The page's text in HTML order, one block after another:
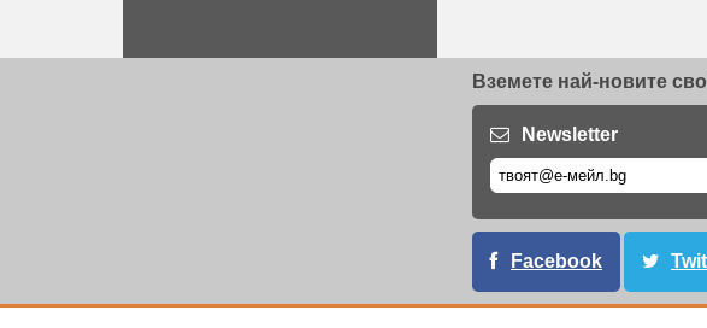
Вземете най-новите
Newsletter
Facebook